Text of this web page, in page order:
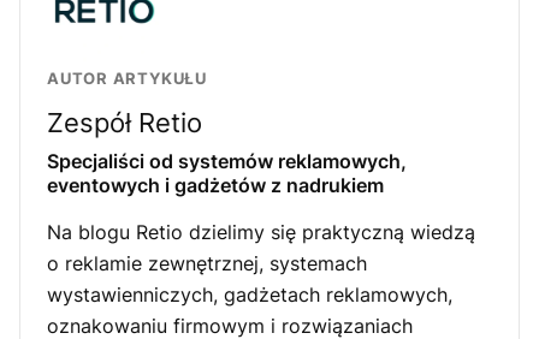
AUTOR ARTYKUŁU
Zespół Retio
Specjaliści od systemów reklamowych,
eventowych i gadżetów z nadrukiem
Na blogu Retio dzielimy się praktyczną wiedzą
o reklamie zewnętrznej, systemach
wystawienniczych, gadżetach reklamowych,
oznakowaniu firmowym i rozwiązaniach